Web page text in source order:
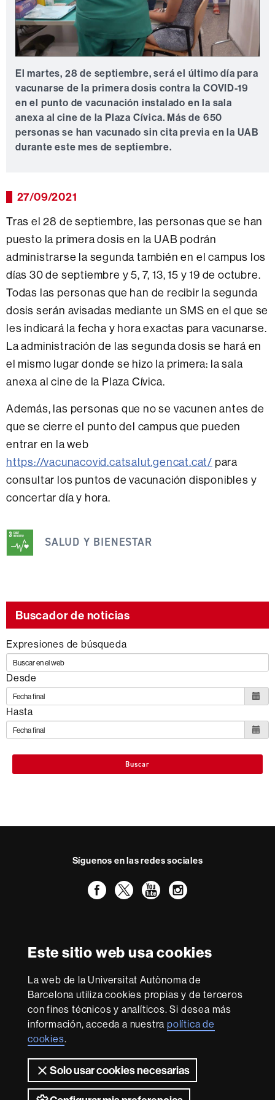
Este sitio web usa cookies
La web de la Universitat Autònoma de
Barcelona utiliza cookies propias y de terceros
con fines técnicos y analíticos. Si desea más
información, acceda a nuestrapolítica de
cookies.
Solo usar cookies necesarias
El martes, 28 de septiembre, será el último día para
vacunarse de la primera dosis contra la COVID-19
en el punto de vacunación instalado en la sala
anexa al cine de la Plaza Cívica. Más de 650
personas se han vacunado sin cita previa en la UAB
durante este mes de septiembre.
27/09/2021
Tras el 28 de septiembre, las personas que se han
puesto la primera dosis en la UAB podrán
administrarse la segunda también en el campus los
días 30 de septiembre y 5, 7, 13, 15 y 19 de octubre.
Todas las personas que han de recibir la segunda
dosis serán avisadas mediante un SMS en el que se
les indicará la fecha y hora exactas para vacunarse.
La administración de las segunda dosis se hará en
el mismo lugar donde se hizo la primera: la sala
anexa al cine de la Plaza Cívica.
Además, las personas que no se vacunen antes de
que se cierre el punto del campus que pueden
entrar en la web
https://vacunacovid.catsalut.gencat.cat/ para
consultar los puntos de vacunación disponibles y
concertar día y hora.
noticia
se
de
los
siguientes
ODS
SALUD Y BIENESTAR
Buscador de noticias
Expresiones de búsqueda
Desde
Hasta
Buscar
Síguenos en las redes sociales
Facebook
TwitterYouTube
Instagram
Excellence
Research
-
Euraxess
Con la financiación de
Sobre
esta
web Aviso legal Protección de datos
web Accesibilidad web Mapa del web UAB